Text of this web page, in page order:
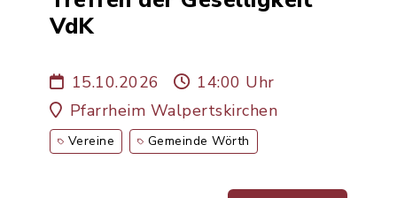
VdK
15.10.2026
14:00 Uhr
Pfarrheim Walpertskirchen
Vereine Gemeinde Wörth